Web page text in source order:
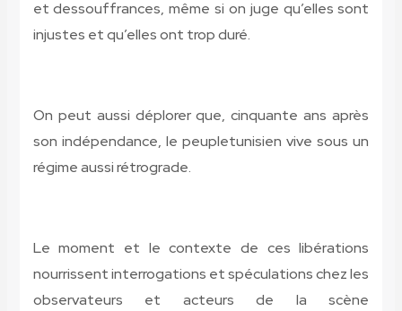
et dessouffrances, même si on juge qu’elles sont
injustes et qu’elles ont trop duré.
On peut aussi déplorer que, cinquante ans après
son indépendance, le peupletunisien vive sous un
régime aussi rétrograde.
Le moment et le contexte de ces libérations
nourrissent interrogations et spéculations chez les
observateurs et acteurs de la scène